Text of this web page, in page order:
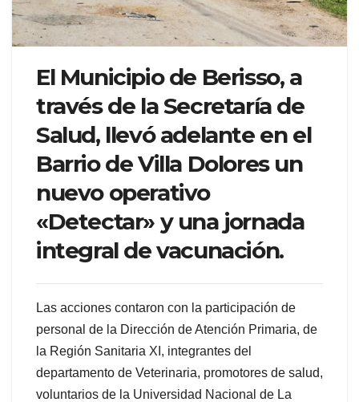
El Municipio de Berisso, a
través de la Secretaría de
Salud, llevó adelante en el
Barrio de Villa Dolores un
nuevo operativo
«Detectar» y una jornada
integral de vacunación.
Las acciones contaron con la participación de
personal de la Dirección de Atención Primaria, de
la Región Sanitaria XI, integrantes del
departamento de Veterinaria, promotores de salud,
voluntarios de la Universidad Nacional de La